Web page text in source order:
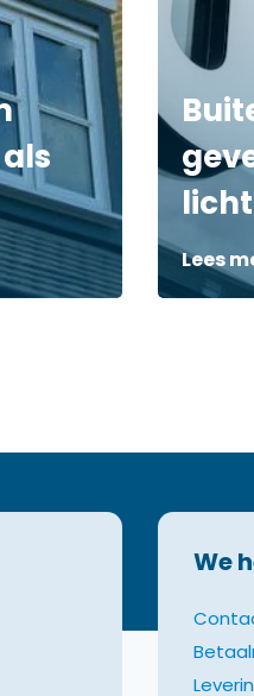
Lees
We